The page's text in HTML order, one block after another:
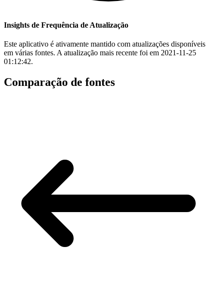
Insights de Frequência de Atualização
Este aplicativo é ativamente mantido com atualizações disponíveis
em várias fontes. A atualização mais recente foi em 2021-11-25
01:12:42.
Comparação de fontes